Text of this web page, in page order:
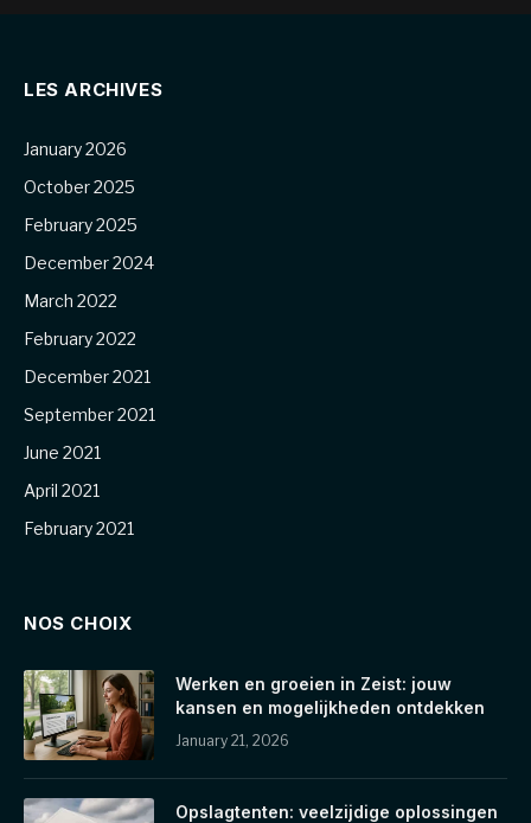
LES ARCHIVES
January 2026
October 2025
February 2025
December 2024
March 2022
February 2022
December 2021
September 2021
June 2021
April 2021
February 2021
NOS CHOIX
Werken en groeien in Zeist: jouw
kansen en mogelijkheden ontdekken
January 21, 2026
Opslagtenten: veelzijdige oplossingen